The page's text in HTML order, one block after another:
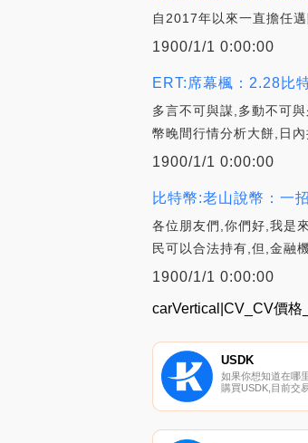
自2017年以來一直擔任
1900/1/1 0:00:00
ERT:席幕楓：2.28比
多言不可與謀,多動不可
幣晚間行情分析大餅,日
1900/1/1 0:00:00
比特幣:老山說幣：一
各位朋友們,你們好,我是
民可以合法持有,但,金融
1900/1/1 0:00:00
carVertical|CV_CV價
USDK
如果你想知道在哪
購買USDK,目前交
CherrySwap和